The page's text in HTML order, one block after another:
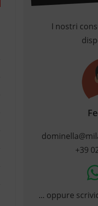
I nostri
+39
... oppure